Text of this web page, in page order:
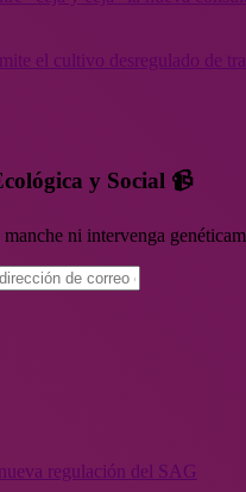
el cultivo desregulado de
y Social 📹
ni intervenga
regulación del SAG